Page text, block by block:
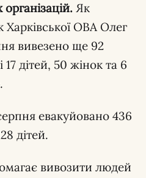
Як
ОВА Олег
вивезено ще 92
дітей, 50 жінок та 6
евакуйовано 436
дітей.
вивозити людей